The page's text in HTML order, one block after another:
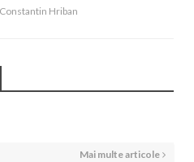
Hriban
Mai multe articole